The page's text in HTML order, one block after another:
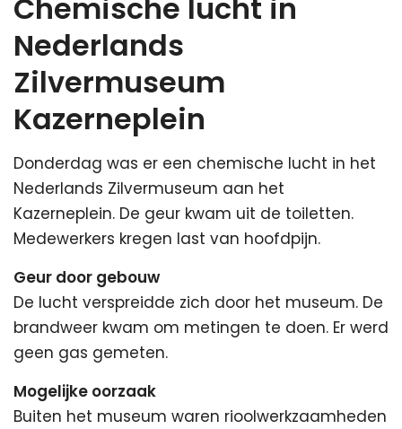
Chemische lucht in
Nederlands
Zilvermuseum
Kazerneplein
Donderdag was er een chemische lucht in het
Nederlands Zilvermuseum aan het
Kazerneplein. De geur kwam uit de toiletten.
Medewerkers kregen last van hoofdpijn.
Geur door gebouw
De lucht verspreidde zich door het museum. De
brandweer kwam om metingen te doen. Er werd
geen gas gemeten.
Mogelijke oorzaak
Buiten het museum waren rioolwerkzaamheden